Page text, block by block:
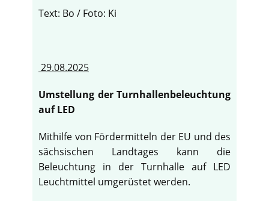
Text: Bo / Foto: Ki
29.08.2025
Umstellung der Turnhallenbeleuchtung
auf LED
Mithilfe von Fördermitteln der EU und des
sächsischen Landtages kann die
Beleuchtung in der Turnhalle auf LED
Leuchtmittel umgerüstet werden.